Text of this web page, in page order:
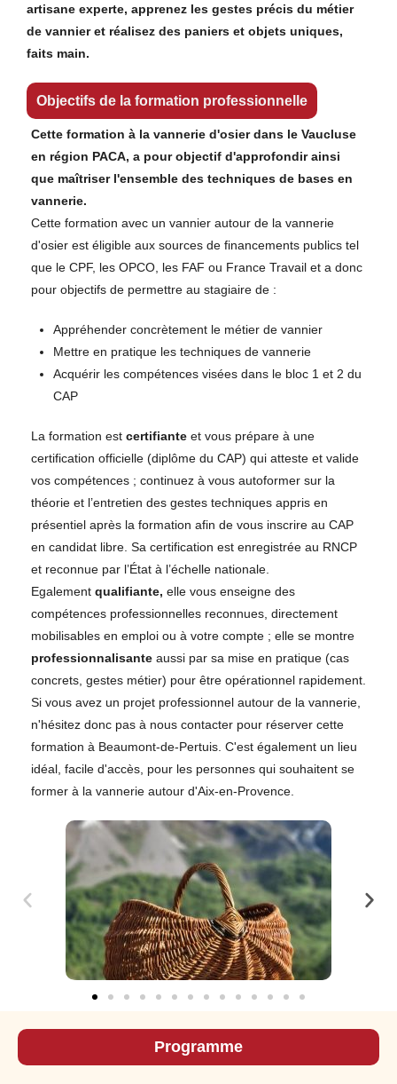
artisane experte, apprenez les gestes précis du métier
de vannier et réalisez des paniers et objets uniques,
faits main.
Objectifs de la formation professionnelle
Cette formation à la vannerie d'osier dans le Vaucluse
en région PACA, a pour objectif d'approfondir ainsi
que maîtriser l'ensemble des techniques de bases en
vannerie.
Cette formation avec un vannier autour de la vannerie
d'osier est éligible aux sources de financements publics tel
que le CPF, les OPCO, les FAF ou France Travail et a donc
pour objectifs de permettre au stagiaire de :
Appréhender concrètement le métier de vannier
Mettre en pratique les techniques de vannerie
Acquérir les compétences visées dans le bloc 1 et 2 du
CAP
La formation est certifiante et vous prépare à une
certification officielle (diplôme du CAP) qui atteste et valide
vos compétences ; continuez à vous autoformer sur la
théorie et l’entretien des gestes techniques appris en
présentiel après la formation afin de vous inscrire au CAP
en candidat libre. Sa certification est enregistrée au RNCP
et reconnue par l’État à l’échelle nationale.
Egalement qualifiante, elle vous enseigne des
compétences professionnelles reconnues, directement
mobilisables en emploi ou à votre compte ; elle se montre
professionnalisante aussi par sa mise en pratique (cas
concrets, gestes métier) pour être opérationnel rapidement.
Si vous avez un projet professionnel autour de la vannerie,
n'hésitez donc pas à nous contacter pour réserver cette
formation à Beaumont-de-Pertuis. C'est également un lieu
idéal, facile d'accès, pour les personnes qui souhaitent se
former à la vannerie autour d'Aix-en-Provence.
Programme